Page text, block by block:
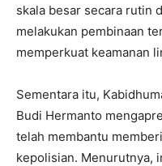
skala besar secara rutin
melakukan pembinaan
memperkuat keamanan
Sementara itu,
Budi Hermanto
telah membantu
kepolisian. Menurutnya,